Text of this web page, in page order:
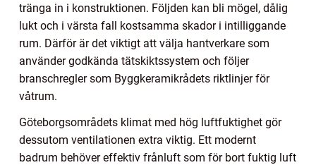
tränga in i konstruktionen. Följden kan bli mögel, dålig
lukt och i värsta fall kostsamma skador i intilliggande
rum. Därför är det viktigt att välja hantverkare som
använder godkända tätskiktssystem och följer
branschregler som Byggkeramikrådets riktlinjer för
våtrum.
Göteborgsområdets klimat med hög luftfuktighet gör
dessutom ventilationen extra viktig. Ett modernt
badrum behöver effektiv frånluft som för bort fuktig luft